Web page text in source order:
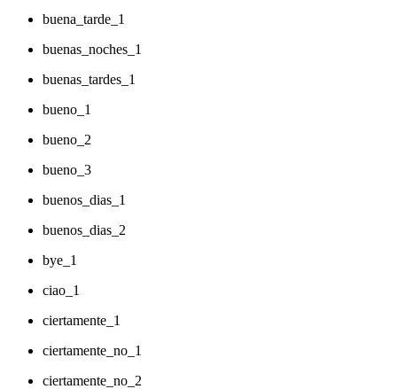
buena_tarde_1
buenas_noches_1
buenas_tardes_1
bueno_1
bueno_2
bueno_3
buenos_dias_1
buenos_dias_2
bye_1
ciao_1
ciertamente_1
ciertamente_no_1
ciertamente_no_2